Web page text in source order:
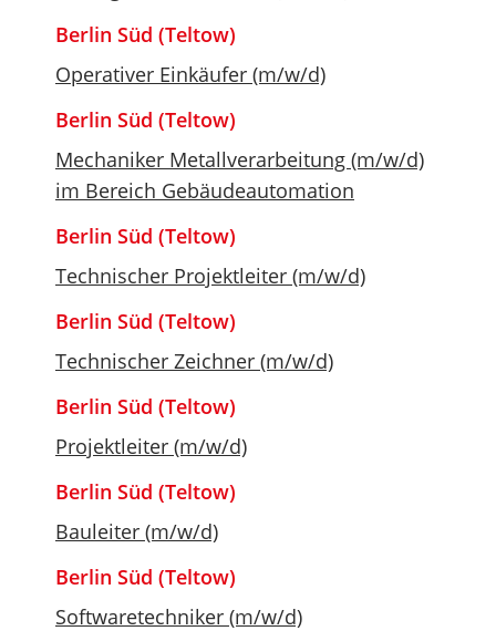
Berlin Süd (Teltow)
Operativer Einkäufer (m/w/d)
Berlin Süd (Teltow)
Mechaniker Metallverarbeitung (m/w/d)
im Bereich Gebäudeautomation
Berlin Süd (Teltow)
Technischer Projektleiter (m/w/d)
Berlin Süd (Teltow)
Technischer Zeichner (m/w/d)
Berlin Süd (Teltow)
Projektleiter (m/w/d)
Berlin Süd (Teltow)
Bauleiter (m/w/d)
Berlin Süd (Teltow)
Softwaretechniker (m/w/d)